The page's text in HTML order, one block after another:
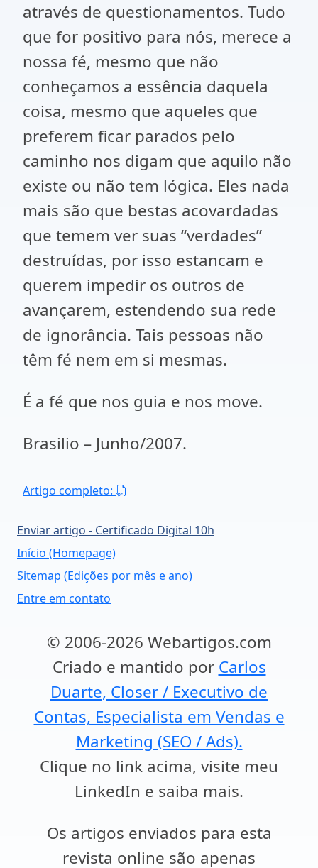
através de questionamentos. Tudo
que for positivo para nós, merece a
nossa fé, mesmo que não
conheçamos a essência daquela
coisa, mesmo que aqueles que
preferem ficar parados pelo
caminho nos digam que aquilo não
existe ou não tem lógica. Eles nada
mais são que bestas acovardadas
que temem ver suas “verdades”
destruídas, por isso estancam e
querem impedir os outros de
avançarem, estendendo sua rede
de ignorância. Tais pessoas não
têm fé nem em si mesmas.
É a fé que nos guia e nos move.
Brasilio – Junho/2007.
Artigo completo:
Enviar artigo - Certificado Digital 10h
Início (Homepage)
Sitemap (Edições por mês e ano)
Entre em contato
© 2006-2026 Webartigos.com
Criado e mantido por Carlos
Duarte, Closer / Executivo de
Contas, Especialista em Vendas e
Marketing (SEO / Ads).
Clique no link acima, visite meu
LinkedIn e saiba mais.
Os artigos enviados para esta
revista online são apenas